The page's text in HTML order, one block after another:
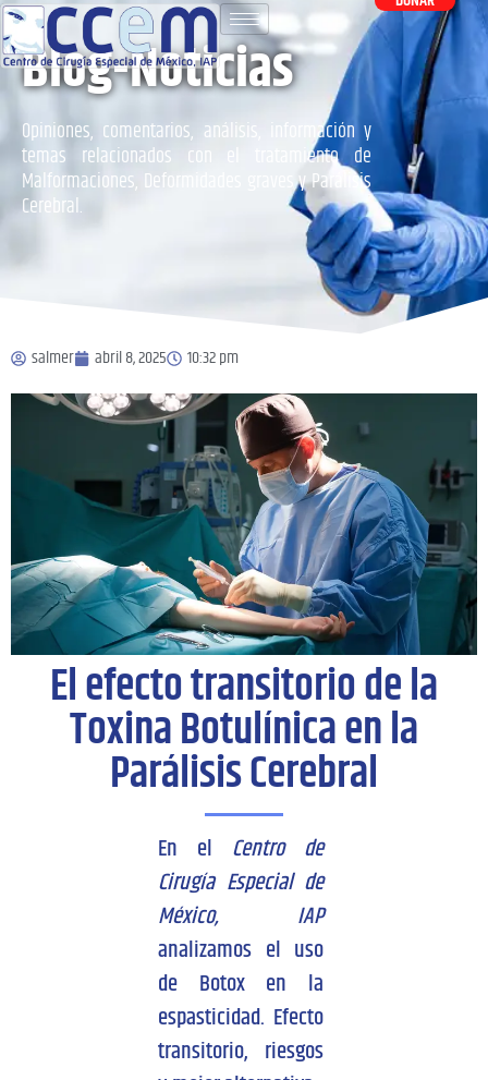
Blog-Noticias
Opiniones, comentarios, análisis, información y
temas relacionados con el tratamiento de
Malformaciones, Deformidades graves y Parálisis
Cerebral.
salmer abril 8, 2025 10:32 pm
El efecto transitorio de la
Toxina Botulínica en la
Parálisis Cerebral
En el Centro de
Cirugía Especial de
México, IAP
analizamos el uso
de Botox en la
espasticidad. Efecto
transitorio, riesgos